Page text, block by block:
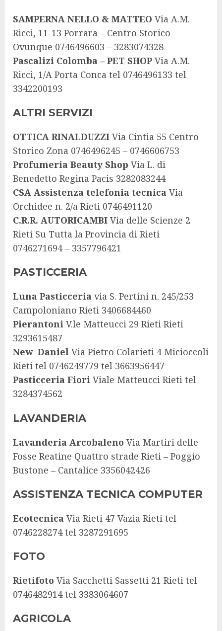
SAMPERNA NELLO & MATTEO Via A.M.
Ricci, 11-13 Porrara – Centro Storico
Ovunque 0746496603 – 3283074328
Pascalizi Colomba – PET SHOP Via A.M.
Ricci, 1/A Porta Conca tel 0746496133 tel
3342200193
ALTRI SERVIZI
OTTICA RINALDUZZI Via Cintia 55 Centro
Storico Zona 0746496245 – 0746606753
Profumeria Beauty Shop Via L. di
Benedetto Regina Pacis 3282083244
CSA Assistenza telefonia tecnica Via
Orchidee n. 2/a Rieti 0746491120
C.R.R. AUTORICAMBI Via delle Scienze 2
Rieti Su Tutta la Provincia di Rieti
0746271694 – 3357796421
PASTICCERIA
Luna Pasticceria via S. Pertini n. 245/253
Campoloniano Rieti 3406684460
Pierantoni V.le Matteucci 29 Rieti Rieti
3293615487
New Daniel Via Pietro Colarieti 4 Micioccoli
Rieti tel 0746249779 tel 3663956447
Pasticceria Fiori Viale Matteucci Rieti tel
3284374562
LAVANDERIA
Lavanderia Arcobaleno Via Martiri delle
Fosse Reatine Quattro strade Rieti – Poggio
Bustone – Cantalice 3356042426
ASSISTENZA TECNICA COMPUTER
Ecotecnica Via Rieti 47 Vazia Rieti tel
0746228274 tel 3287291695
FOTO
Rietifoto Via Sacchetti Sassetti 21 Rieti tel
0746482914 tel 3383064607
AGRICOLA